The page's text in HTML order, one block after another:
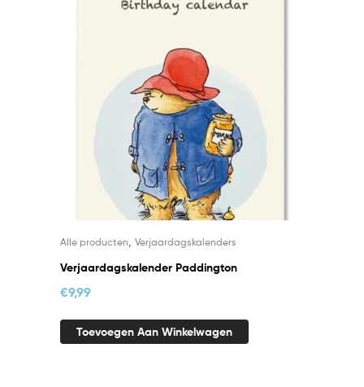
Alle producten Verjaardagskalenders
Verjaardagskalender Paddington
€9,99
Toevoegen Aan Winkelwagen